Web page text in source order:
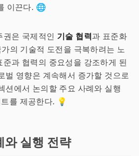
이끈다. 🌐
은 국제적인 기술 협력과 표준화
의 기술적 도전을 극복하려는 노
과 협력의 중요성을 강조하게 된
벌 영향은 계속해서 증가할 것으로
션에서 논의할 주요 사례와 실행
를 제공한다. 💡
와 실행 전략